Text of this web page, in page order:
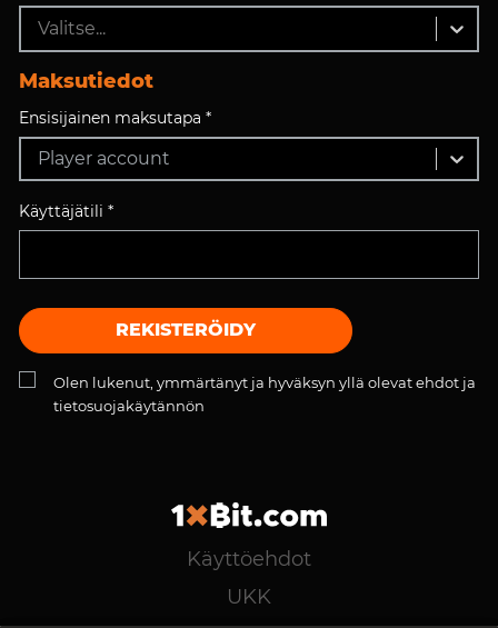
Valitse...
Maksutiedot
Ensisijainen maksutapa *
Player account
Käyttäjätili *
REKISTERÖIDY
Olen lukenut, ymmärtänyt ja hyväksyn yllä olevat ehdot ja
tietosuojakäytännön
Käyttöehdot
UKK